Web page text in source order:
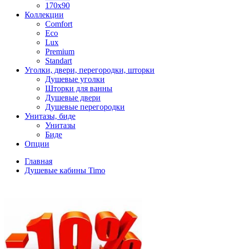
170x90
Коллекции
Comfort
Eco
Lux
Premium
Standart
Уголки, двери, перегородки, шторки
Душевые уголки
Шторки для ванны
Душевые двери
Душевые перегородки
Унитазы, биде
Унитазы
Биде
Опции
Главная
Душевые кабины Timo